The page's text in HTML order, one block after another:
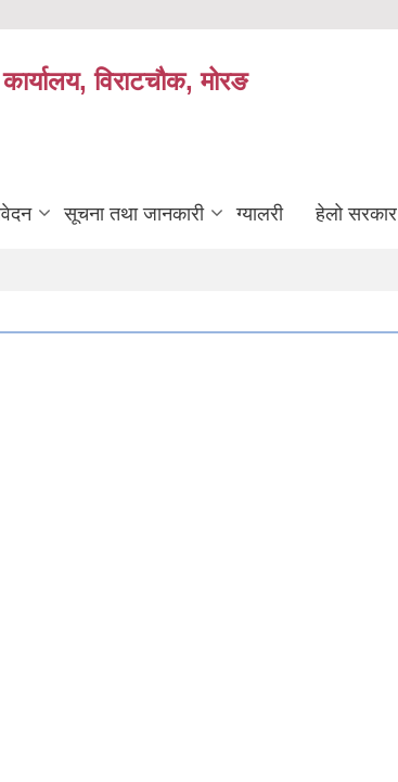
विराटचौक, मोरङ
सूचना तथा जानकारी ग्यालरी हेलो सरकार